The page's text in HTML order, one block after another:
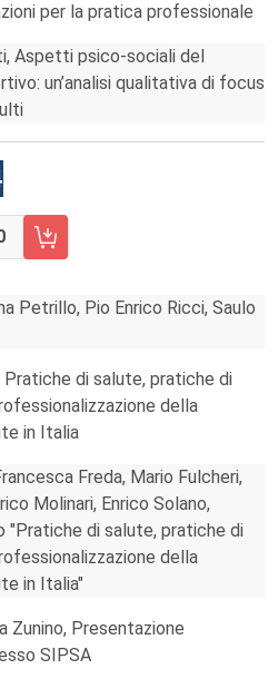
per la pratica professionale
Aspetti psico-sociali del
un’analisi qualitativa di focus
2/2014
Petrillo, Pio Enrico Ricci, Saulo
Pratiche di salute, pratiche di
della
in Italia
Freda, Mario Fulcheri,
Molinari, Enrico Solano,
"Pratiche di salute, pratiche di
della
in Italia"
Zunino, Presentazione
SIPSA